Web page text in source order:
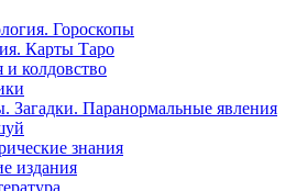
Гороскопы
Карты Таро
и колдовство
Загадки. Паранормальные явления
знания
издания